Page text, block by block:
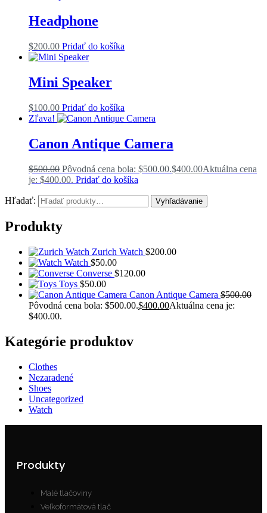
Headphone
$200.00 Pridať do košíka
Mini Speaker
$100.00 Pridať do košíka
Zľava!
Canon Antique Camera
$500.00 Pôvodná cena bola: $500.00.$400.00Aktuálna cena
je: $400.00. Pridať do košíka
Hľadať: Vyhľadávanie
Produkty
Zurich Watch $200.00
Watch $50.00
Converse $120.00
Toys $50.00
Canon Antique Camera $500.00
Pôvodná cena bola: $500.00.$400.00Aktuálna cena je:
$400.00.
Kategórie produktov
Clothes
Nezaradené
Shoes
Uncategorized
Watch
Produkty
Malé tlačoviny
Veľkoformátová tlač